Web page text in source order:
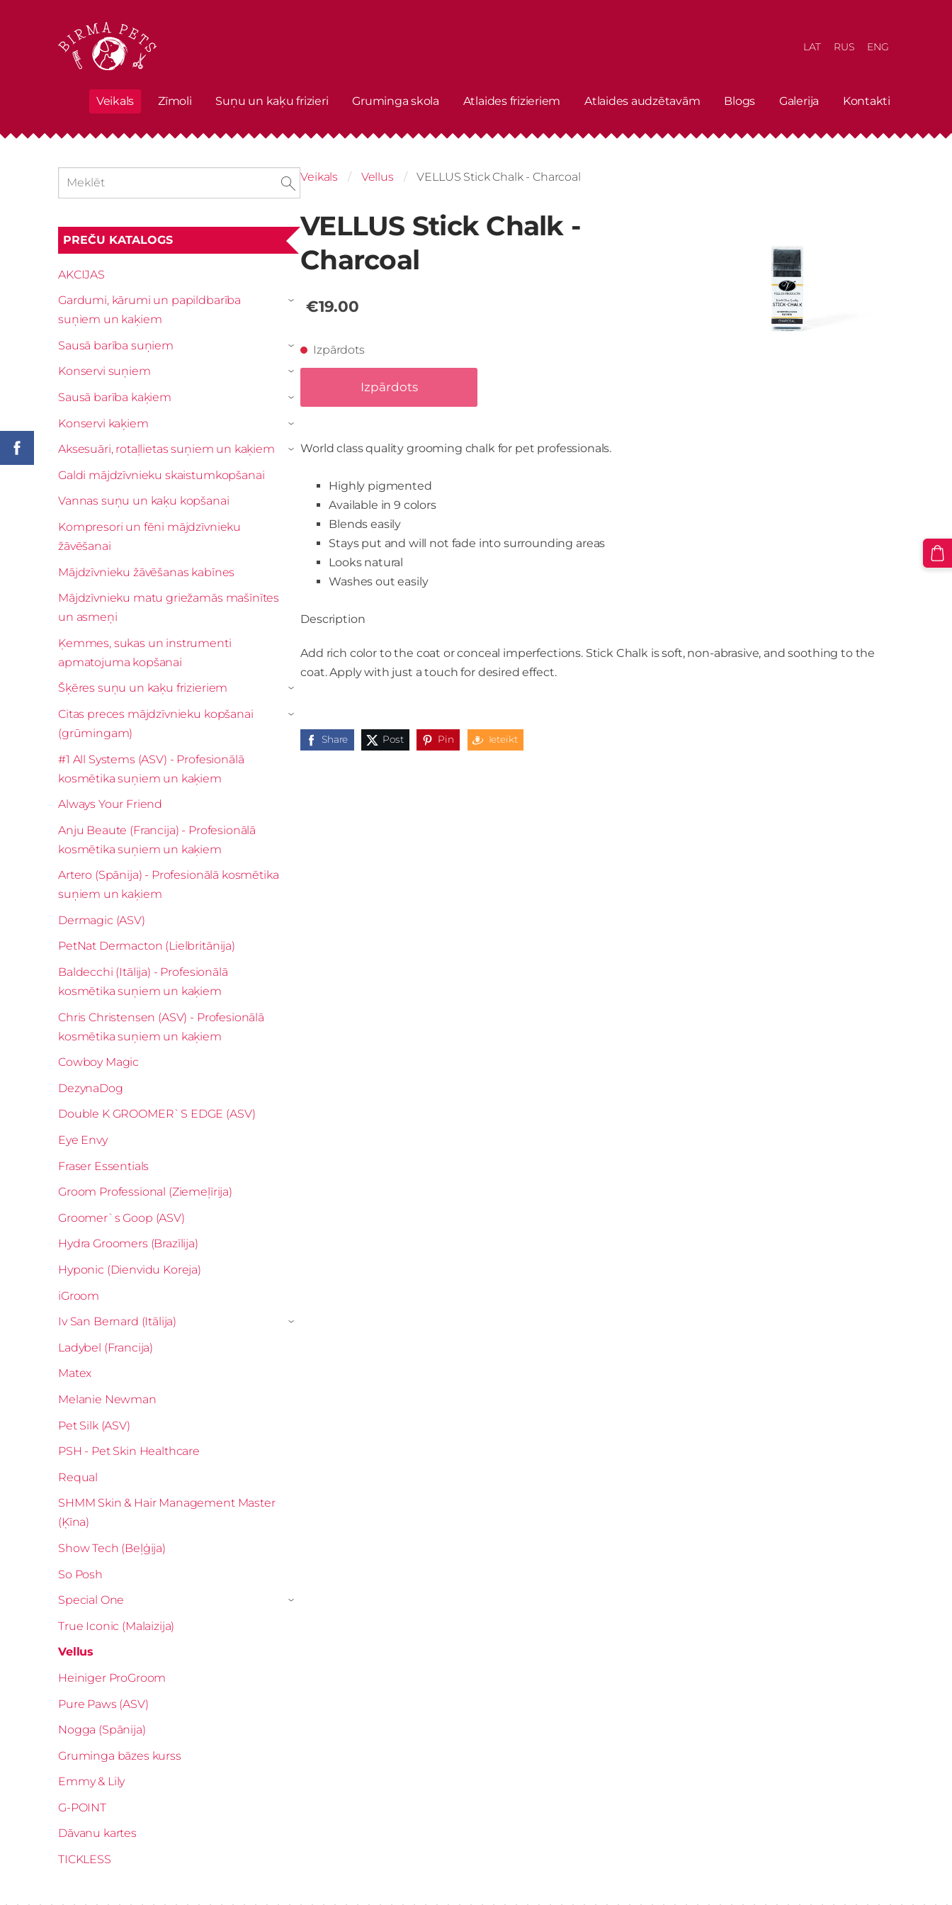
Veikals Zīmoli Suņu un kaķu frizieri Gruminga skola Atlaides frizieriem Atlaides audzētavām Blogs Galerija Kontakti
LAT RUS ENG
PREČU KATALOGS
AKCIJAS
Gardumi, kārumi un papildbarība
suņiem un kaķiem
›
Sausā barība suņiem ›
Konservi suņiem ›
Sausā barība kaķiem ›
Konservi kaķiem ›
Aksesuāri, rotaļlietas suņiem un kaķiem ›
Galdi mājdzīvnieku skaistumkopšanai
Vannas suņu un kaķu kopšanai
Kompresori un fēni mājdzīvnieku
žāvēšanai
Mājdzīvnieku žāvēšanas kabīnes
Mājdzīvnieku matu griežamās mašīnītes
un asmeņi
Ķemmes, sukas un instrumenti
apmatojuma kopšanai
Šķēres suņu un kaķu frizieriem
›
Citas preces mājdzīvnieku kopšanai
(grūmingam)
›
#1 All Systems (ASV) - Profesionālā
kosmētika suņiem un kaķiem
Always Your Friend
Anju Beaute (Francija) - Profesionālā
kosmētika suņiem un kaķiem
Artero (Spānija) - Profesionālā kosmētika
suņiem un kaķiem
Dermagic (ASV)
PetNat Dermacton (Lielbritānija)
Baldecchi (Itālija) - Profesionālā
kosmētika suņiem un kaķiem
Chris Christensen (ASV) - Profesionālā
kosmētika suņiem un kaķiem
Cowboy Magic
DezynaDog
Double K GROOMER`S EDGE (ASV)
Eye Envy
Fraser Essentials
Groom Professional (Ziemeļīrija)
Groomer`s Goop (ASV)
Hydra Groomers (Brazīlija)
Hyponic (Dienvidu Koreja)
iGroom
Iv San Bernard (Itālija)
›
Ladybel (Francija)
Matex
Melanie Newman
Pet Silk (ASV)
PSH - Pet Skin Healthcare
Requal
SHMM Skin & Hair Management Master
(Ķīna)
Show Tech (Beļģija)
So Posh
Special One
›
True Iconic (Malaizija)
Vellus
Heiniger ProGroom
Pure Paws (ASV)
Nogga (Spānija)
Gruminga bāzes kurss
Emmy & Lily
G-POINT
Dāvanu kartes
TICKLESS
Veikals Vellus VELLUS Stick Chalk - Charcoal
VELLUS Stick Chalk -
Charcoal
€19.00
Izpārdots
Izpārdots
World class quality grooming chalk for pet professionals.
Highly pigmented
Available in 9 colors
Blends easily
Stays put and will not fade into surrounding areas
Looks natural
Washes out easily
Description
Add rich color to the coat or conceal imperfections. Stick Chalk is soft, non-abrasive, and soothing to the
coat. Apply with just a touch for desired effect.
Share Post Pin Ieteikt